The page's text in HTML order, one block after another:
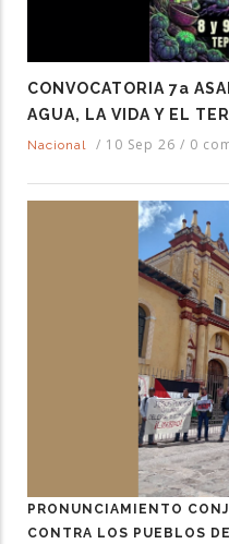
CONVOCATORIA 7a
AGUA, LA VIDA Y EL
Nacional / 10 Sep 26 / 0
PRONUNCIAMIENTO
CONTRA LOS PUEBLOS